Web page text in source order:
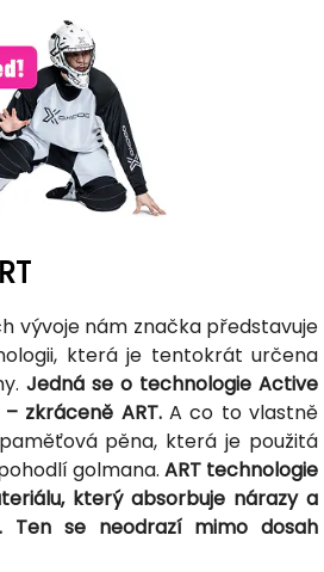
vývoje nám značka představuje
která je tentokrát určena
Jedná se o technologie Active
zkráceně ART.A co to vlastně
pěna, která je použitá
golmana. ART technologie
který absorbuje nárazy a
Ten se neodrazí mimo dosah